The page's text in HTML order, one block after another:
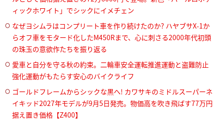
ィックホワイト」でシックにイメチェン
なぜヨシムラはコンプリート車を作り続けたのか? ハヤブサX-1か
らオフ車をモタード化したM450Rまで、心に刺さる2000年代初頭
の珠玉の意欲作たちを振り返る
愛車と自分を守る秋の約束。二輪車安全運転推進運動と盗難防止
強化運動がもたらす安心のバイクライフ
ゴールドフレームからシックな黒へ! カワサキのミドルスーパーネ
イキッド2027年モデルが9月5日発売。物価高を吹き飛ばす77万円
据え置き価格【Z400】